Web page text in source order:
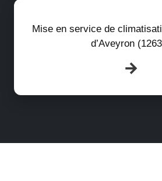
Mise en service de
d’Aveyron